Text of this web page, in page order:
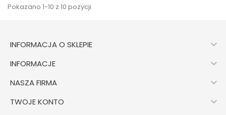
Pokazano 1-10 z 10 pozycji
INFORMACJA O SKLEPIE 
INFORMACJE 
NASZA FIRMA 
TWOJE KONTO 